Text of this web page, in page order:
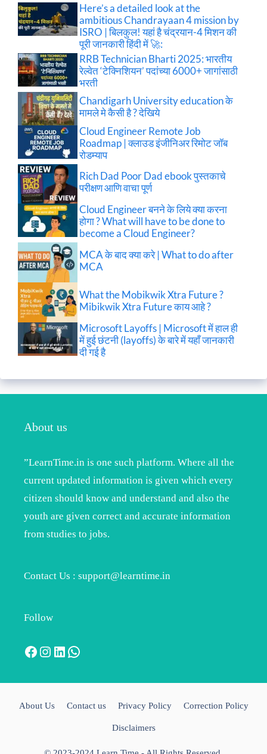
Here’s a detailed look at the
ambitious Chandrayaan 4 mission by
ISRO | बिलकुल! यहां है चंद्रयान-4 मिशन की
पूरी जानकारी हिंदी में 🚀:
RRB Technician Bharti 2025: भारतीय
रेल्वेत ‘टेक्निशियन’ पदांच्या 6000+ जागांसाठी
भरती
Chandigarh University education के
मामले मे कैसी है ? देखिये
Cloud Engineer Remote Job
Roadmap | क्लाउड इंजीनिअर रिमोट जॉब
रोडम्याप
Rich Dad Poor Dad ebook पुस्तकाचे
परीक्षण आणि वाचा पूर्ण
Cloud Engineer बनने के लिये क्या करना
होगा ? What will have to be done to
become a Cloud Engineer?
MCA के बाद क्या करे | What to do after
MCA
What the Mobikwik Xtra Future ?
Mibikwik Xtra Future काय आहे ?
Microsoft Layoffs | Microsoft में हाल ही
में हुई छंटनी (layoffs) के बारे में यहाँ जानकारी
दी गई है
About us
”LearnTime.in is one such platform. Where all the
current updated information is given which every
citizen should know and understand and also the
youth are given correct and accurate information
from studies to jobs.
Contact Us : support@learntime.in
Follow
Facebook
Instagram
LinkedIn
WhatsApp
About Us Contact us Privacy Policy Correction Policy
Disclaimers